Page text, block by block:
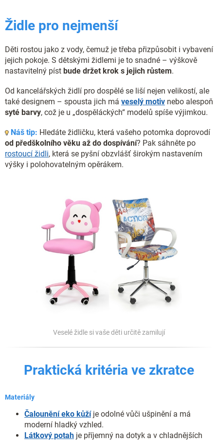
a
p
r
v
y
v
ý
p
s
u
Židle pro nejmenší
Děti rostou jako z vody, čemuž je třeba přizpůsobit i vybavení
jejich pokoje. S dětskými židlemi je to snadné – výškově
nastavitelný píst bude držet krok s jejich růstem.
Od kancelářských židlí pro dospělé se liší nejen velikostí, ale
také designem – spousta jich má veselý motiv nebo alespoň
syté barvy, což je u „dospěláckých“ modelů spíše výjimkou.
Náš tip: Hledáte židličku, která vašeho potomka doprovodí
od předškolního věku až do dospívání? Pak sáhněte po
rostoucí židli, která se pyšní obzvlášť širokým nastavením
výšky i polohovatelným opěrákem.
Veselé židle si vaše děti určitě zamilují
Praktická kritéria ve zkratce
Materiály
Čalounění eko kůžíje odolné vůči ušpinění a má
moderní hladký vzhled.
Látkový potah je příjemný na dotyk a v chladnějších